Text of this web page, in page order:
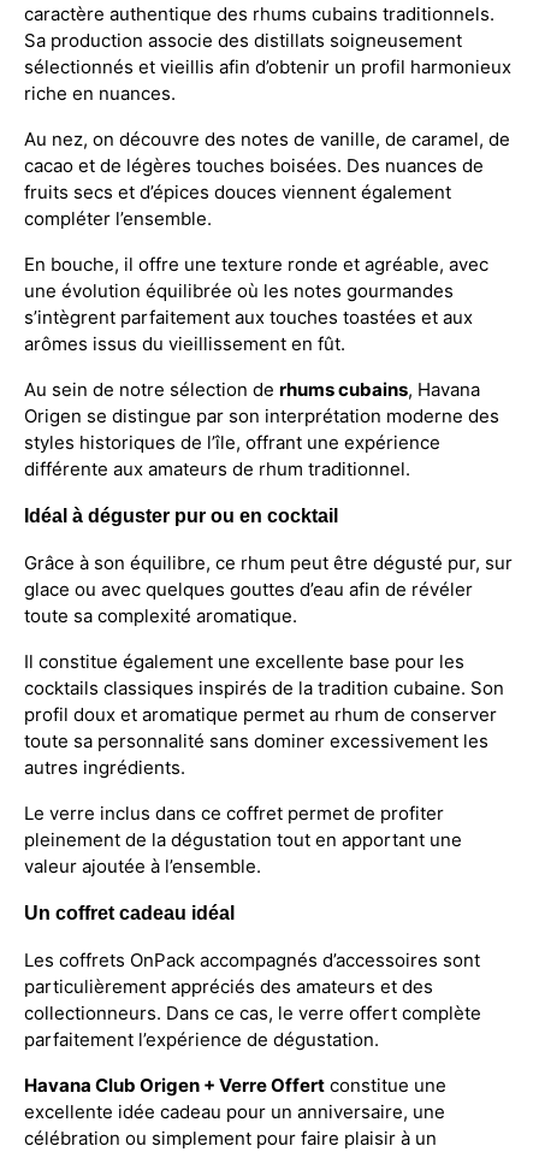
caractère authentique des rhums cubains traditionnels.
Sa production associe des distillats soigneusement
sélectionnés et vieillis afin d’obtenir un profil harmonieux
riche en nuances.
Au nez, on découvre des notes de vanille, de caramel, de
cacao et de légères touches boisées. Des nuances de
fruits secs et d’épices douces viennent également
compléter l’ensemble.
En bouche, il offre une texture ronde et agréable, avec
une évolution équilibrée où les notes gourmandes
s’intègrent parfaitement aux touches toastées et aux
arômes issus du vieillissement en fût.
Au sein de notre sélection de rhums cubains, Havana
Origen se distingue par son interprétation moderne des
styles historiques de l’île, offrant une expérience
différente aux amateurs de rhum traditionnel.
Idéal à déguster pur ou en cocktail
Grâce à son équilibre, ce rhum peut être dégusté pur, sur
glace ou avec quelques gouttes d’eau afin de révéler
toute sa complexité aromatique.
Il constitue également une excellente base pour les
cocktails classiques inspirés de la tradition cubaine. Son
profil doux et aromatique permet au rhum de conserver
toute sa personnalité sans dominer excessivement les
autres ingrédients.
Le verre inclus dans ce coffret permet de profiter
pleinement de la dégustation tout en apportant une
valeur ajoutée à l’ensemble.
Un coffret cadeau idéal
Les coffrets OnPack accompagnés d’accessoires sont
particulièrement appréciés des amateurs et des
collectionneurs. Dans ce cas, le verre offert complète
parfaitement l’expérience de dégustation.
Havana Club Origen + Verre Offert constitue une
excellente idée cadeau pour un anniversaire, une
célébration ou simplement pour faire plaisir à un